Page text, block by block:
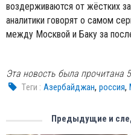
воздерживаются от жёстких
аналитики говорят о самом
между Москвой и Баку за
Эта новость была прочитана
Tеги : Азербайджан,россия,
Предыдущие и